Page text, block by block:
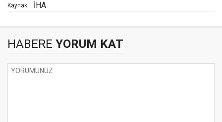
Kaynak: İHA
HABERE YORUM KAT